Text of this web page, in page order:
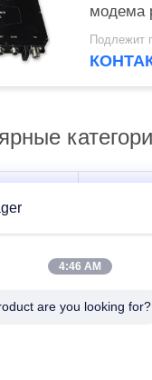
модема
5Ватт
видео-
хд
Радио
4:46 AM
are you looking for?